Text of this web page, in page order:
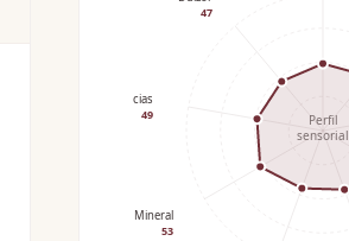
Mineral
53
Especias
49
47
Perfil
sensorial